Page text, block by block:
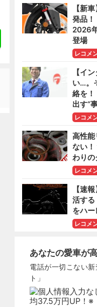
【新
発品！
2026
登場
レコメ
【イ
い…。
絡を！
出す“
レコメ
高性能
ない！
わりの
レコメ
【速
活す
をハ
レコメ
あなたの愛車が
電話が一切こない
ト」